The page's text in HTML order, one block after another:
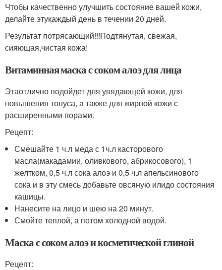
Чтобы качественно улучшить состояние вашей кожи,
делайте этукаждый день в течении 20 дней.
Результат потрясающий!!!Подтянутая, свежая,
сияющая,чистая кожа!
Витаминная маска с соком алоэ для лица
Этаотлично подойдет для увядающей кожи, для
повышения тонуса, а также для жирной кожи с
расширенными порами.
Рецепт:
Смешайте 1 ч.л меда с 1ч.л касторового
масла(макадамии, оливкового, абрикосового), 1
желтком, 0,5 ч.л сока алоэ и 0,5 ч.л апельсинового
сока и в эту смесь добавьте овсяную илидо состояния
кашицы.
Нанесите на лицо и шею на 20 минут.
Смойте теплой, а потом холодной водой.
Маска с соком алоэ и косметической глиной
Рецепт: